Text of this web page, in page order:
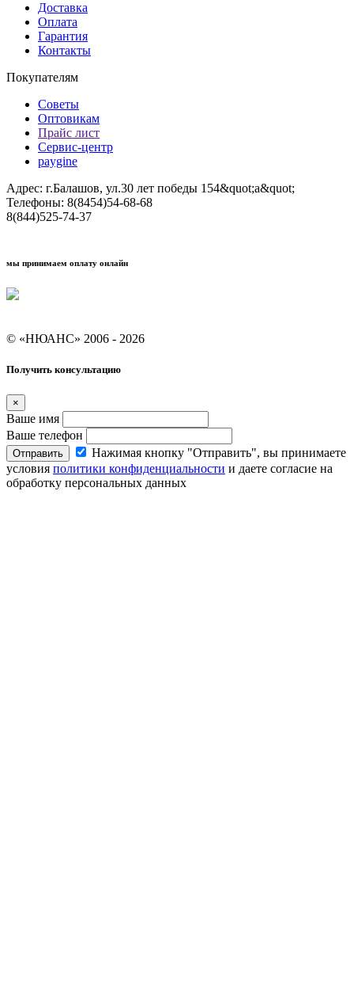
Доставка
Оплата
Гарантия
Контакты
Покупателям
Советы
Оптовикам
Прайс лист
Сервис-центр
paygine
Адрес: г.Балашов, ул.30 лет победы 154&quot;а&quot;
Телефоны: 8(8454)54-68-68
8(844)525-74-37
мы принимаем оплату онлайн
© «НЮАНС» 2006 - 2026
Получить консультацию
×
Ваше имя
Ваше телефон
Отправить
Нажимая кнопку "Отправить", вы принимаете
условия политики конфиденциальности и даете согласие на
обработку персональных данных